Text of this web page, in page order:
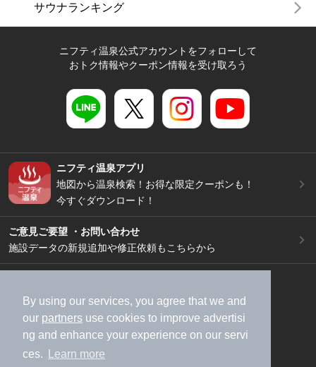
By using our services, you agree that we and
our partners use cookies to improve advertisi
ng and enhance your experience on our servi
ces.
Learn more
サウナランキング
ニフティ温泉公式アカウントをフォローして
おトク情報やクーポン情報を受け取ろう
ニフティ温泉アプリ
地図から温泉検索！お得な限定クーポンも！
今すぐダウンロード！
ご意見ご要望 ・お問い合わせ
施設データの新規追加や修正依頼もこちらから
加盟店募集（資料請求）
広告出稿のご案内
利用規約
ライフスタイルMEMBERS+規約
特定商取引法に基づく表記
ヘルプ
採用情報
運営会社